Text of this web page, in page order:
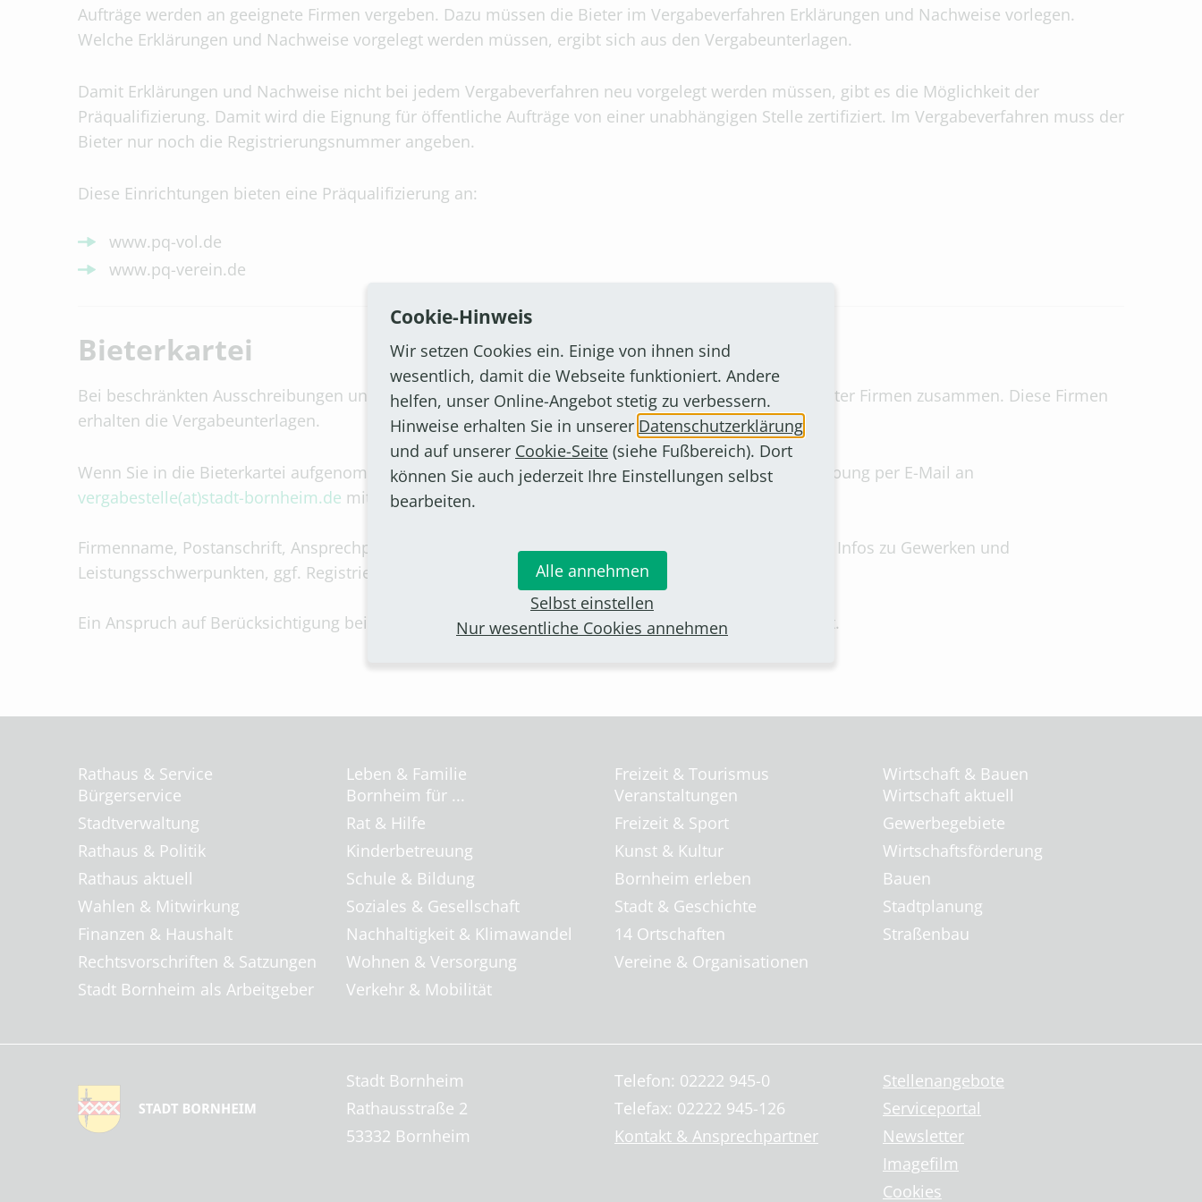
Aufträge werden an geeignete Firmen vergeben. Dazu müssen die Bieter im Vergabeverfahren Erklärungen und Nachweise vorlegen.
Welche Erklärungen und Nachweise vorgelegt werden müssen, ergibt sich aus den Vergabeunterlagen.
Damit Erklärungen und Nachweise nicht bei jedem Vergabeverfahren neu vorgelegt werden müssen, gibt es die Möglichkeit der
Präqualifizierung. Damit wird die Eignung für öffentliche Aufträge von einer unabhängigen Stelle zertifiziert. Im Vergabeverfahren muss der
Bieter nur noch die Registrierungsnummer angeben.
Diese Einrichtungen bieten eine Präqualifizierung an:
www.pq-vol.de
www.pq-verein.de
Bieterkartei
Bei beschränkten Ausschreibungen und freihändigen Vergaben stellt das Fachamt eine Liste geeigneter Firmen zusammen. Diese Firmen
erhalten die Vergabeunterlagen.
Wenn Sie in die Bieterkartei aufgenommen werden möchten, bitten wir Sie um eine formlose Bewerbung per E-Mail an
vergabestelle(at)stadt-bornheim.de mit folgenden Angaben:
Firmenname, Postanschrift, Ansprechpartner, Telefon- und Faxnummer, E-Mail-Adresse, Homepage, Infos zu Gewerken und
Leistungsschwerpunkten, ggf. Registrierungsnummer des Präqualifikationsverzeichnisses
Ein Anspruch auf Berücksichtigung bei einer Ausschreibung oder freihändigen Vergabe besteht nicht.
Rathaus & Service
Bürgerservice
Stadtverwaltung
Rathaus & Politik
Rathaus aktuell
Wahlen & Mitwirkung
Finanzen & Haushalt
Rechtsvorschriften & Satzungen
Stadt Bornheim als Arbeitgeber
Leben & Familie
Bornheim für ...
Rat & Hilfe
Kinderbetreuung
Schule & Bildung
Soziales & Gesellschaft
Nachhaltigkeit & Klimawandel
Wohnen & Versorgung
Verkehr & Mobilität
Freizeit & Tourismus
Veranstaltungen
Freizeit & Sport
Kunst & Kultur
Bornheim erleben
Stadt & Geschichte
14 Ortschaften
Vereine & Organisationen
Wirtschaft & Bauen
Wirtschaft aktuell
Gewerbegebiete
Wirtschaftsförderung
Bauen
Stadtplanung
Straßenbau
Stadt Bornheim
Rathausstraße 2
53332 Bornheim
Telefon: 02222 945-0
Telefax: 02222 945-126
Kontakt & Ansprechpartner
Stellenangebote
Serviceportal
Newsletter
Imagefilm
Cookies
Cookie-Hinweis
Wir setzen Cookies ein. Einige von ihnen sind
wesentlich, damit die Webseite funktioniert. Andere
helfen, unser Online-Angebot stetig zu verbessern.
Hinweise erhalten Sie in unserer Datenschutzerklärung
und auf unserer Cookie-Seite (siehe Fußbereich). Dort
können Sie auch jederzeit Ihre Einstellungen selbst
bearbeiten.
Alle annehmen
Selbst einstellen
Nur wesentliche Cookies annehmen